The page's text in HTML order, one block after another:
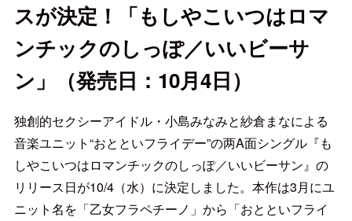
スが決定！「もしやこいつはロマ
ンチックのしっぽ／いいビーサ
ン」（発売日：10月4日）
独創的セクシーアイドル・小島みなみと紗倉まなによる
音楽ユニット“おとといフライデー”の两A面シングル『も
しやこいつはロマンチックのしっぽ／いいビーサン』の
リリース日が10/4（水）に決定しました。本作は3月にユ
ニット名を「乙女フラペチーノ」から「おとといフライ